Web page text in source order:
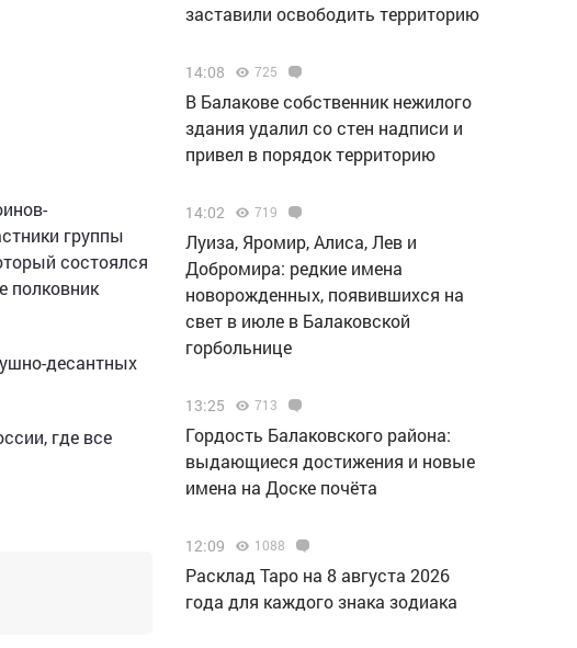
группы
состоялся
полковник
десантных
где все
заставили освободить территорию
14:08 725
В Балакове собственник нежилого
здания удалил со стен надписи и
привел в порядок территорию
14:02 719
Луиза, Яромир, Алиса, Лев и
Добромира: редкие имена
новорожденных, появившихся на
свет в июле в Балаковской
горбольнице
13:25 713
Гордость Балаковского района:
выдающиеся достижения и новые
имена на Доске почёта
12:09 1088
Расклад Таро на 8 августа 2026
года для каждого знака зодиака